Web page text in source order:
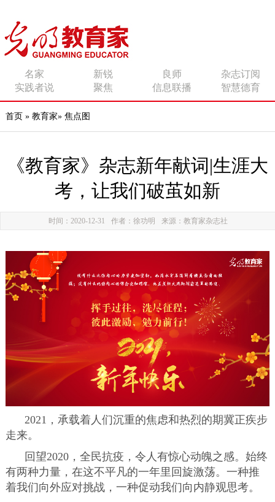
名家 新锐 良师
杂志订阅
实践者说
聚焦 信息联播 智慧德育
首页 » 教育家» 焦点图
《教育家》杂志新年献词|​生涯大
考，让我们破茧如新
时间：2020-12-31 作者：徐功明 来源：教育家杂志社
2021，承载着人们沉重的焦虑和热烈的期冀正疾步
走来。
回望2020，全民抗疫，令人有惊心动魄之感。始终
有两种力量，在这不平凡的一年里回旋激荡。一种推
着我们向外应对挑战，一种促动我们向内静观思考。